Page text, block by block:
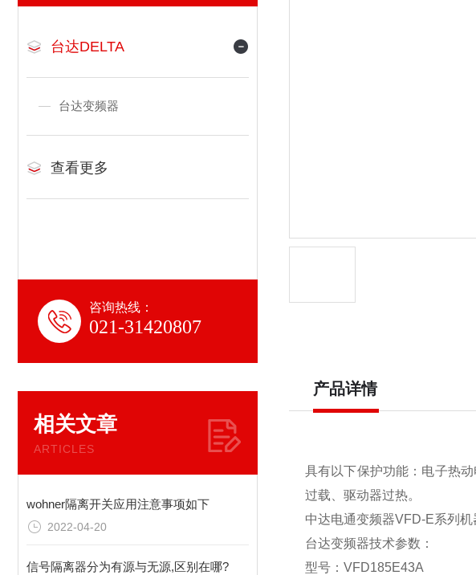
台达DELTA
台达变频器
查看更多
咨询热线：
021-31420807
相关文章
ARTICLES
wohner隔离开关应用注意事项如下
2022-04-20
信号隔离器分为有源与无源,区别在哪?
产品详情
具有以下保护功能：电子热
过载、驱动器过热。
中达电通变频器VFD-E系列机
台达变频器技术参数：
型号：VFD185E43A